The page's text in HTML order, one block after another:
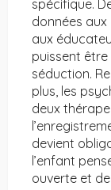
spécifique.
données
aux
puissent
séduction.
plus, les
deux
devient
l’enfant
ouverte et